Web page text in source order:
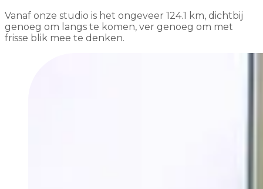
Vanaf onze studio is het ongeveer 124.1 km, dichtbij
genoeg om langs te komen, ver genoeg om met
frisse blik mee te denken.